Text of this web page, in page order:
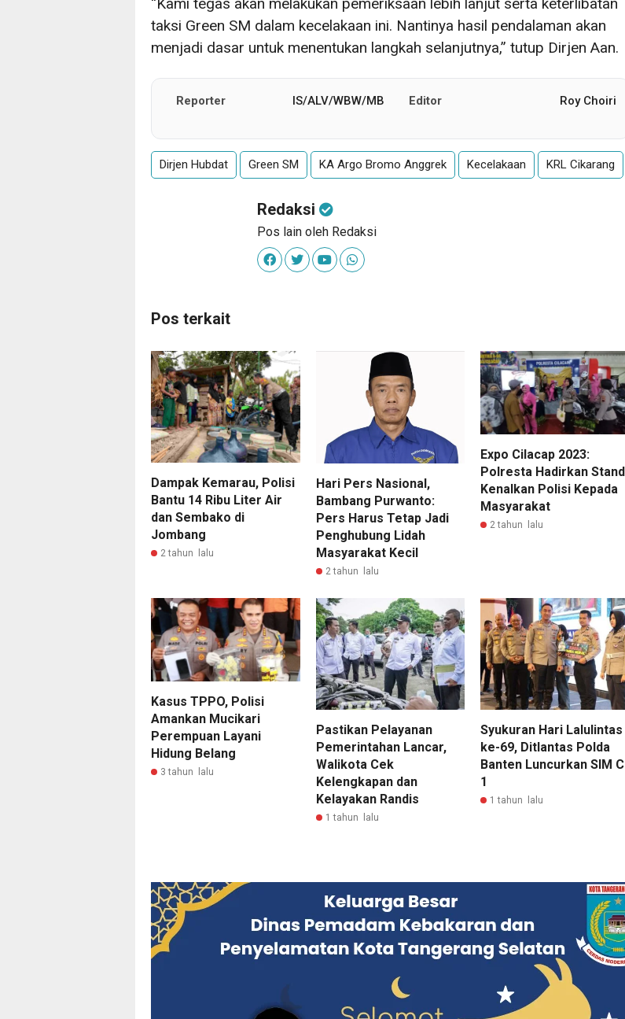
taksi Green SM dalam kecelakaan ini. Nantinya hasil pendalaman akan
menjadi dasar untuk menentukan langkah selanjutnya,” tutup Dirjen Aan.
Reporter IS/ALV/WBW/MB Editor Roy Choiri
Dirjen Hubdat Green SM KA Argo Bromo Anggrek Kecelakaan KRL Cikarang
Redaksi
Pos lain oleh Redaksi
Pos terkait
Dampak Kemarau, Polisi
Bantu 14 Ribu Liter Air
dan Sembako di
Jombang
2 tahun lalu
Hari Pers Nasional,
Bambang Purwanto:
Pers Harus Tetap Jadi
Penghubung Lidah
Masyarakat Kecil
2 tahun lalu
Expo Cilacap 2023:
Polresta Hadirkan Stand
Kenalkan Polisi Kepada
Masyarakat
2 tahun lalu
Kasus TPPO, Polisi
Amankan Mucikari
Perempuan Layani
Hidung Belang
3 tahun lalu
Pastikan Pelayanan
Pemerintahan Lancar,
Walikota Cek
Kelengkapan dan
Kelayakan Randis
1 tahun lalu
Syukuran Hari Lalulintas
ke-69, Ditlantas Polda
Banten Luncurkan SIM C
1
1 tahun lalu